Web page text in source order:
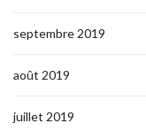
septembre 2019
août 2019
juillet 2019